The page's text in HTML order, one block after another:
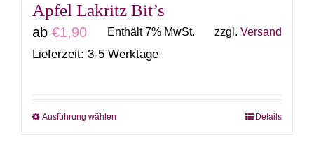
werden
Apfel Lakritz Bit’s
ab €1,90 Enthält 7% MwSt. zzgl. Versand
Lieferzeit: 3-5 Werktage
Ausführung wählen Details